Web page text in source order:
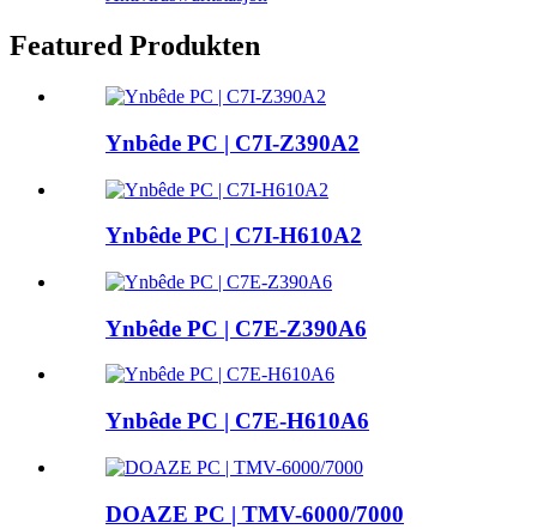
Featured Produkten
Ynbêde PC | C7I-Z390A2
Ynbêde PC | C7I-H610A2
Ynbêde PC | C7E-Z390A6
Ynbêde PC | C7E-H610A6
DOAZE PC | TMV-6000/7000